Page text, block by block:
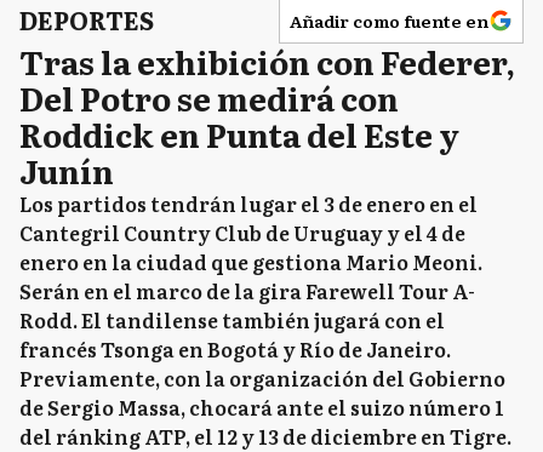
DEPORTES Añadir como fuente en
Tras la exhibición con Federer,
Del Potro se medirá con
Roddick en Punta del Este y
Junín
Los partidos tendrán lugar el 3 de enero en el
Cantegril Country Club de Uruguay y el 4 de
enero en la ciudad que gestiona Mario Meoni.
Serán en el marco de la gira Farewell Tour A-
Rodd. El tandilense también jugará con el
francés Tsonga en Bogotá y Río de Janeiro.
Previamente, con la organización del Gobierno
de Sergio Massa, chocará ante el suizo número 1
del ránking ATP, el 12 y 13 de diciembre en Tigre.